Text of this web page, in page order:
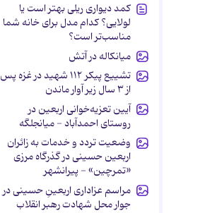
کمد دیواری ریلی بهتر است یا
لولایی؟ کدام مدل برای خانه شما
مناسب‌تر است؟
میانکاله در آتش
تشییع پیکر ۱۱۲ شهید در غزه پس
از ۳ سال زیر آوار ماندن
آیین تعزیه‌خوانی اربعین در
روستای احمدآباد - میانجلگه
وضعیت تردد و خدمات به زائران
اربعین حسینی در گذرگاه مرزی
«تمرچین» - پیرانشهر
مراسم عزاداری اربعینِ حسینی در
جوار محل شهادت رهبر انقلاب